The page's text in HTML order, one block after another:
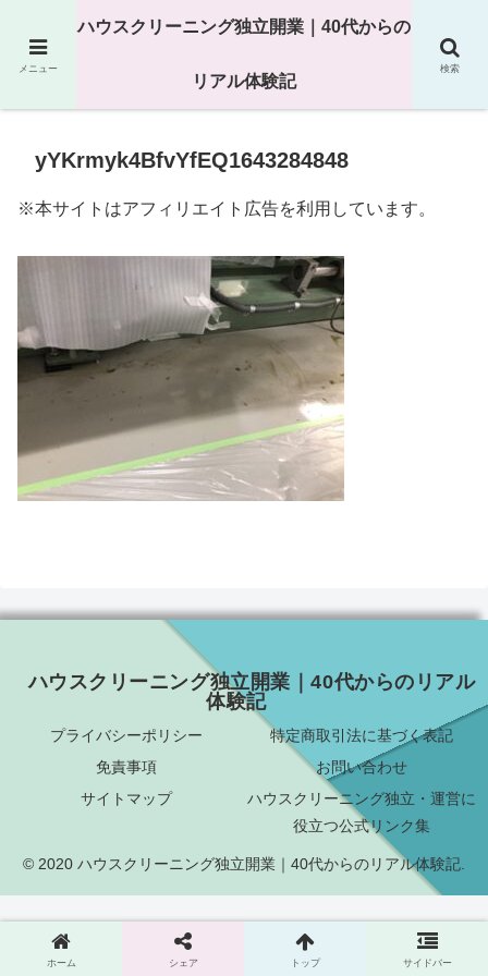
25年以上の現場経験をもとにハウスクリーニング独立の現実
yYKrmyk4BfvYfEQ1643284848
※本サイトはアフィリエイト広告を利用しています。
ハウスクリーニング独立開業｜40代からのリアル
体験記
プライバシーポリシー
特定商取引法に基づく表記
免責事項
お問い合わせ
サイトマップ
ハウスクリーニング独立・運営に
役立つ公式リンク集
© 2020 ハウスクリーニング独立開業｜40代からのリアル体験記.
メニュー
ハウスクリーニング独立開業｜40代からの
リアル体験記
検索
ホーム シェア トップ サイドバー